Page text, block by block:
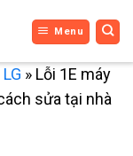
Menu
» Lỗi 1E máy
sửa tại nhà